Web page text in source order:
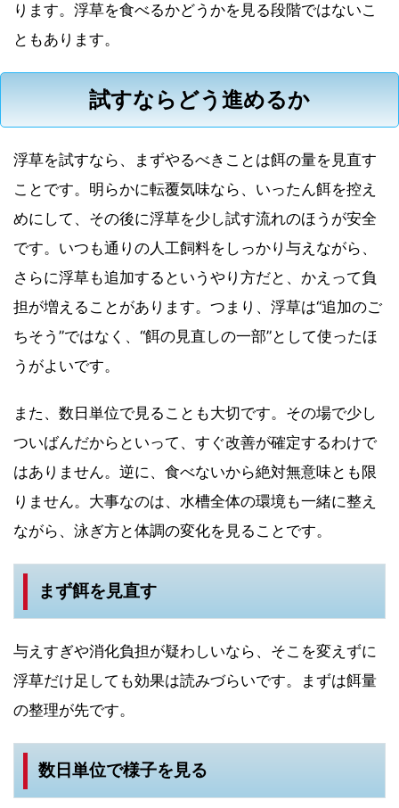
ります。浮草を食べるかどうかを見る段階ではないこ
ともあります。
試すならどう進めるか
浮草を試すなら、まずやるべきことは餌の量を見直す
ことです。明らかに転覆気味なら、いったん餌を控え
めにして、その後に浮草を少し試す流れのほうが安全
です。いつも通りの人工飼料をしっかり与えながら、
さらに浮草も追加するというやり方だと、かえって負
担が増えることがあります。つまり、浮草は“追加のご
ちそう”ではなく、“餌の見直しの一部”として使ったほ
うがよいです。
また、数日単位で見ることも大切です。その場で少し
ついばんだからといって、すぐ改善が確定するわけで
はありません。逆に、食べないから絶対無意味とも限
りません。大事なのは、水槽全体の環境も一緒に整え
ながら、泳ぎ方と体調の変化を見ることです。
まず餌を見直す
与えすぎや消化負担が疑わしいなら、そこを変えずに
浮草だけ足しても効果は読みづらいです。まずは餌量
の整理が先です。
数日単位で様子を見る